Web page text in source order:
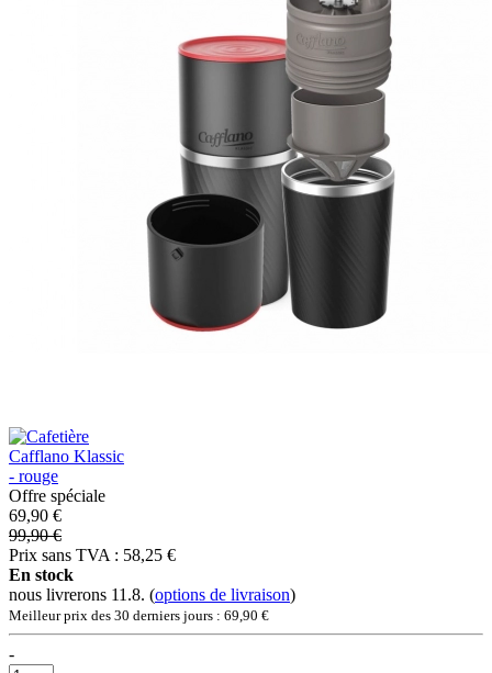
Offre spéciale
69,90 €
99,90 €
Prix sans TVA : 58,25 €
En stock
nous livrerons 11.8. (options de livraison)
Meilleur prix des 30 derniers jours : 69,90 €
-